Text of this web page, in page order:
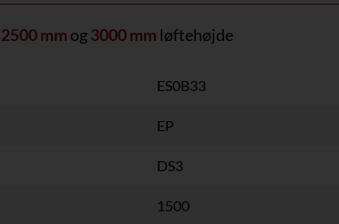
2500 mm og3000 mm løftehøjde
ES0B33
EP
DS3
1500